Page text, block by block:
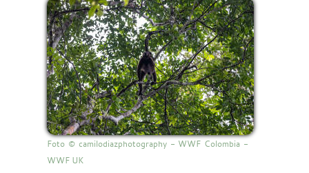
Foto © camilodiazphotography - WWF Colombia -
WWF UK